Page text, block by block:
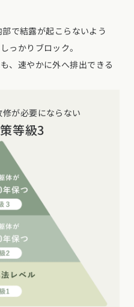
で結露が起こらないよう
っかりブロック。
、速やかに外へ排出できる
が必要にならない
等級3